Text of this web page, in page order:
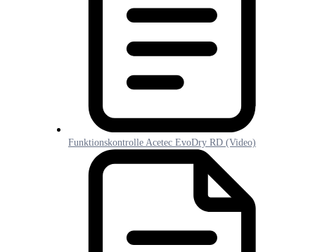
Funktionskontrolle Acetec EvoDry RD (Video)